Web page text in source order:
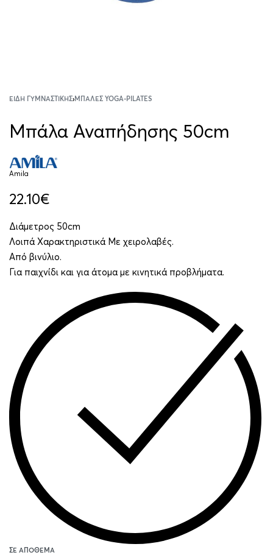
ΕΊΔΗ ΓΥΜΝΑΣΤΙΚΉΣ›ΜΠΆΛΕΣ YOGA-PILATES
Μπάλα Αναπήδησης 50cm
Amila
22.10€
Διάμετρος 50cm
Λοιπά Χαρακτηριστικά Με χειρολαβές.
Από βινύλιο.
Για παιχνίδι και για άτομα με κινητικά προβλήματα.
ΣΕ ΑΠΌΘΕΜΑ